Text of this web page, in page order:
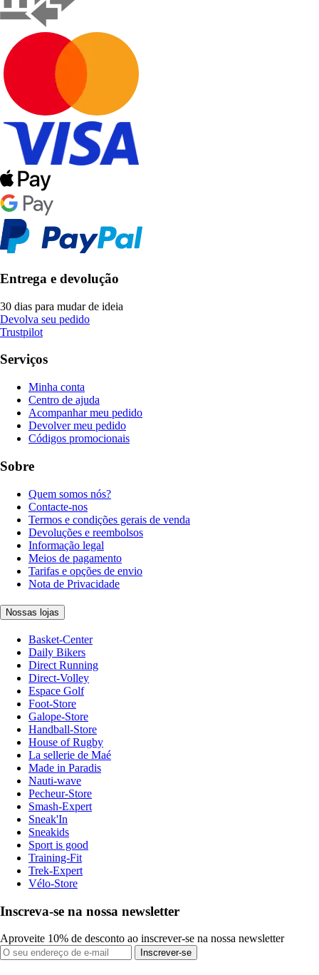
Entrega e devolução
30 dias para mudar de ideia
Devolva seu pedido
Trustpilot
Serviços
Minha conta
Centro de ajuda
Acompanhar meu pedido
Devolver meu pedido
Códigos promocionais
Sobre
Quem somos nós?
Contacte-nos
Termos e condições gerais de venda
Devoluções e reembolsos
Informação legal
Meios de pagamento
Tarifas e opções de envio
Nota de Privacidade
Nossas lojas
Basket-Center
Daily Bikers
Direct Running
Direct-Volley
Espace Golf
Foot-Store
Galope-Store
Handball-Store
House of Rugby
La sellerie de Maé
Made in Paradis
Nauti-wave
Pecheur-Store
Smash-Expert
Sneak'In
Sneakids
Sport is good
Training-Fit
Trek-Expert
Vélo-Store
Inscreva-se na nossa newsletter
Aproveite 10% de desconto ao inscrever-se na nossa newsletter
Inscrever-se